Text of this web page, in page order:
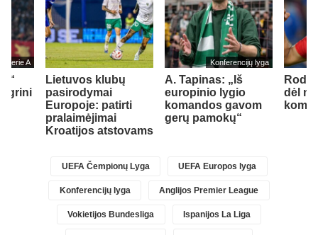
Serie A
Lietuvos klubų
pasirodymai
Europoje: patirti
pralaimėjimai
Kroatijos atstovams
Konferencijų lyga
A. Tapinas: „Iš
europinio lygio
komandos gavom
gerų pamokų“
Rodri
dėl
UEFA Čempionų Lyga UEFA Europos lyga
Konferencijų lyga Anglijos Premier League
Vokietijos Bundesliga Ispanijos La Liga